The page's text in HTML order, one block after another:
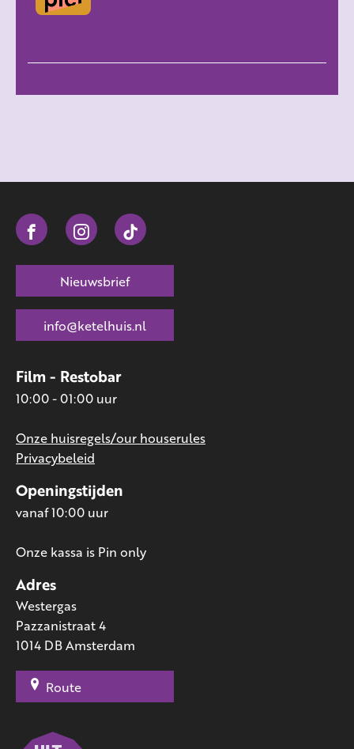
Adres
Westergas
Pazzanistraat 4
1014 DB Amsterdam
Route
Openingstijden
vanaf 10:00 uur
Onze kassa is Pin only
Film - Restobar
10:00 - 01:00 uur
Onze huisregels/our houserules
Privacybeleid
Nieuwsbrief
info@ketelhuis.nl